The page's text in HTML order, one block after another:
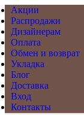
Акции
Распродажи
Дизайнерам
Оплата
Обмен и возврат
Укладка
Блог
Доставка
Вход
Контакты